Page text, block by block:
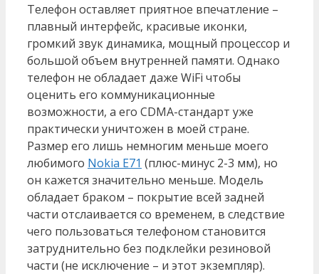
Телефон оставляет приятное впечатление –
плавный интерфейс, красивые иконки,
громкий звук динамика, мощный процессор и
большой объем внутренней памяти. Однако
телефон не обладает даже WiFi чтобы
оценить его коммуникационные
возможности, а его CDMA-стандарт уже
практически уничтожен в моей стране.
Размер его лишь немногим меньше моего
любимого Nokia E71 (плюс-минус 2-3 мм), но
он кажется значительно меньше. Модель
обладает браком – покрытие всей задней
части отслаивается со временем, в следствие
чего пользоваться телефоном становится
затруднительно без подклейки резиновой
части (не исключение – и этот экземпляр).